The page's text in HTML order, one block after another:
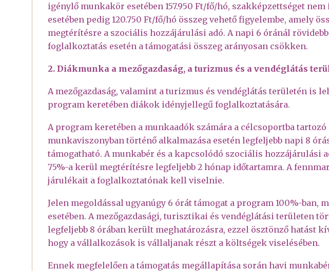
igénylő munkakör esetében 157.950 Ft/fő/hó, szakképzettséget
esetében pedig 120.750 Ft/fő/hó összeg vehető figyelembe, amely
megtérítésre a szociális hozzájárulási adó. A napi 6 óránál
foglalkoztatás esetén a támogatási összeg arányosan csökken.
2. Diákmunka a mezőgazdaság, a turizmus és a vendéglátás
A mezőgazdaság, valamint a turizmus és vendéglátás területén is
program keretében diákok idényjellegű foglalkoztatására.
A program keretében a munkaadók számára a célcsoportba
munkaviszonyban történő alkalmazása esetén legfeljebb napi 8
támogatható. A munkabér és a kapcsolódó szociális hozzájárulási
75%-a kerül megtérítésre legfeljebb 2 hónap időtartamra. A
járulékait a foglalkoztatónak kell viselnie.
Jelen megoldással ugyanúgy 6 órát támogat a program 100%-ban,
esetében. A mezőgazdasági, turisztikai és vendéglátási területen
legfeljebb 8 órában került meghatározásra, ezzel ösztönző hatást
hogy a vállalkozások is vállaljanak részt a költségek viselésében.
Ennek megfelelően a támogatás megállapítása során havi